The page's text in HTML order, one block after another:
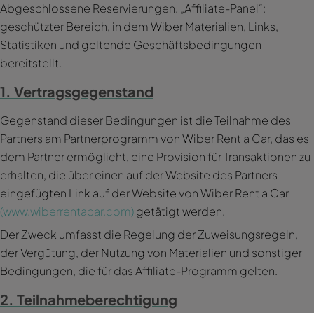
Abgeschlossene Reservierungen. „Affiliate-Panel“:
geschützter Bereich, in dem Wiber Materialien, Links,
Statistiken und geltende Geschäftsbedingungen
bereitstellt.
1. Vertragsgegenstand
Gegenstand dieser Bedingungen ist die Teilnahme des
Partners am Partnerprogramm von Wiber Rent a Car, das es
dem Partner ermöglicht, eine Provision für Transaktionen zu
erhalten, die über einen auf der Website des Partners
eingefügten Link auf der Website von Wiber Rent a Car
(www.wiberrentacar.com)getätigt werden.
Der Zweck umfasst die Regelung der Zuweisungsregeln,
der Vergütung, der Nutzung von Materialien und sonstiger
Bedingungen, die für das Affiliate-Programm gelten.
2. Teilnahmeberechtigung